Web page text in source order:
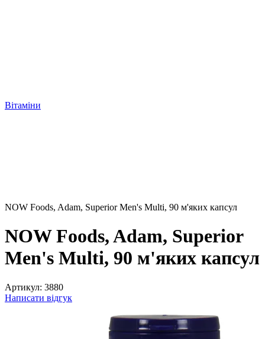
Вітаміни
NOW Foods, Adam, Superior Men's Multi, 90 м'яких капсул
NOW Foods, Adam, Superior
Men's Multi, 90 м'яких капсул
Артикул: 3880
Написати відгук